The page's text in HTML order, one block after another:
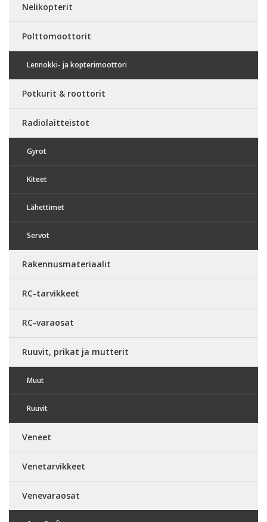
Nelikopterit
Polttomoottorit
Lennokki- ja kopterimoottori
Potkurit & roottorit
Radiolaitteistot
Gyrot
Kiteet
Lähettimet
Servot
Rakennusmateriaalit
RC-tarvikkeet
RC-varaosat
Ruuvit, prikat ja mutterit
Muut
Ruuvit
Veneet
Venetarvikkeet
Venevaraosat